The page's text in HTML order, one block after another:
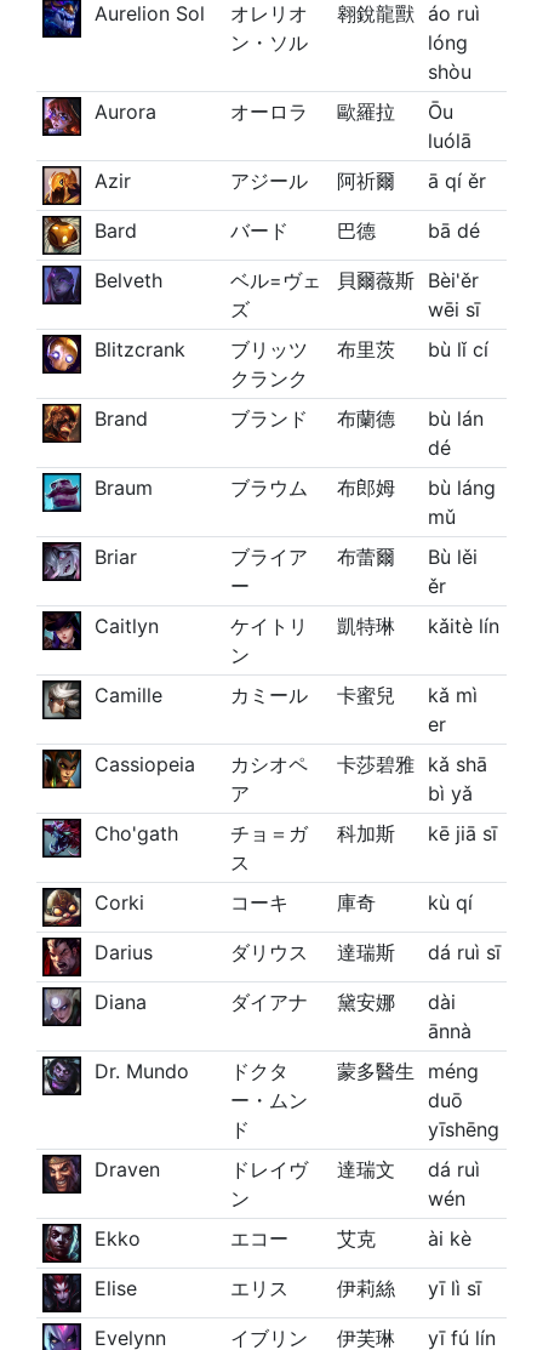
Aurelion Sol
オレリオ
ン・ソル
翱銳龍獸 áo ruì
lóng
shòu
Aurora
オーロラ 歐羅拉
Ōu
luólā
Azir
アジール 阿祈爾 ā qí ěr
Bard バード 巴德 bā dé
Belveth
ベル=ヴェ
ズ
貝爾薇斯
Bèi'ěr
wēi sī
Blitzcrank
ブリッツ
クランク
布里茨 bù lǐ cí
Brand ブランド 布蘭德
bù lán
dé
Braum
ブラウム 布郎姆
bù láng
mǔ
Briar
ブライア
ー
布蕾爾
Bù lěi
ěr
Caitlyn
ケイトリ
ン
凱特琳 kǎitè lín
Camille カミール 卡蜜兒
kǎ mì
er
Cassiopeia
カシオペ
ア
卡莎碧雅
kǎ shā
bì yǎ
Cho'gath
チョ＝ガ
ス
科加斯 kē jiā sī
Corki コーキ 庫奇 kù qí
Darius ダリウス 達瑞斯 dá ruì sī
Diana ダイアナ 黛安娜
dài
ānnà
Dr. Mundo
ドクタ
ー・ムン
ド
蒙多醫生
méng
duō
yīshēng
Draven
ドレイヴ
ン
達瑞文
dá ruì
wén
Ekko
エコー 艾克 ài kè
Elise エリス 伊莉絲 yī lì sī
Evelynn イブリン 伊芙琳 yī fú lín